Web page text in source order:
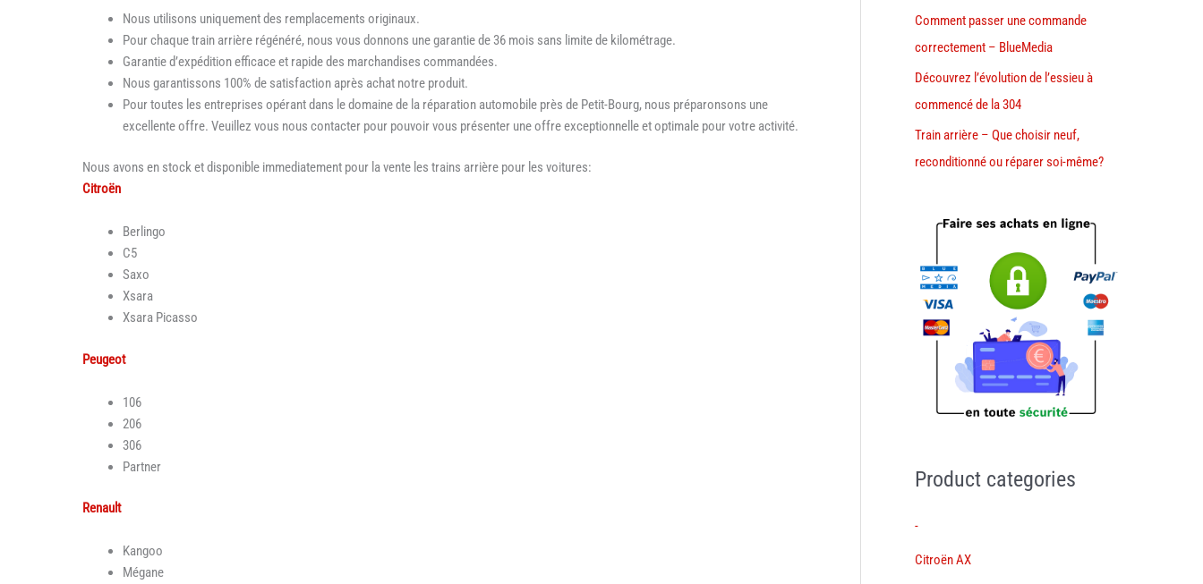
Nous utilisons uniquement des remplacements originaux.
Pour chaque train arrière régénéré, nous vous donnons une garantie de 36 mois sans limite de kilométrage.
Garantie d’expédition efficace et rapide des marchandises commandées.
Nous garantissons 100% de satisfaction après achat notre produit.
Pour toutes les entreprises opérant dans le domaine de la réparation automobile près de Petit-Bourg, nous préparonsons une
excellente offre. Veuillez vous nous contacter pour pouvoir vous présenter une offre exceptionnelle et optimale pour votre activité.
Nous avons en stock et disponible immediatement pour la vente les trains arrière pour les voitures:
Citroën
Berlingo
C5
Saxo
Xsara
Xsara Picasso
Peugeot
106
206
306
Partner
Renault
Kangoo
Mégane
Comment passer une commande
correctement – BlueMedia
Découvrez l’évolution de l’essieu à
commencé de la 304
Train arrière – Que choisir neuf,
reconditionné ou réparer soi-même?
Product categories
-
Citroën AX